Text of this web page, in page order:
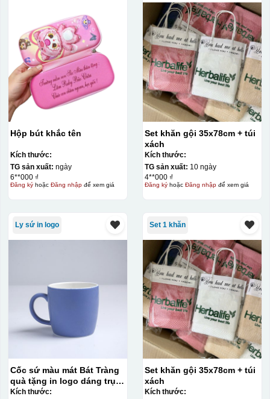
Hộp bút khắc tên
Kích thước:
TG sản xuất: ngày
6**000 ₫
Đăng kýhoặc Đăng nhậpđể xem giá
Set khăn gội 35x78cm + túi
xách
Kích thước:
TG sản xuất: 10 ngày
4**000 ₫
Đăng kýhoặc Đăng nhậpđể xem giá
Ly sứ in logo
Cốc sứ màu mát Bát Tràng
quà tặng in logo dáng trụ
lùn quai C 330ml KQ-CSM09
Kích thước:
Set 1 khăn
Set khăn gội 35x78cm + túi
xách
Kích thước: